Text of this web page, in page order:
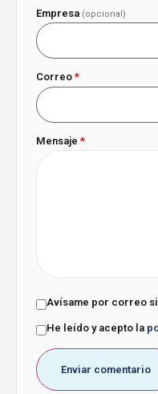
Empresa (opcional)
Correo*
Mensaje*
Avísame por correo
He leído y acepto la